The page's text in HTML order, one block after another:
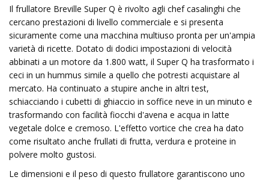
Il frullatore Breville Super Q è rivolto agli chef casalinghi che
cercano prestazioni di livello commerciale e si presenta
sicuramente come una macchina multiuso pronta per un'ampia
varietà di ricette. Dotato di dodici impostazioni di velocità
abbinati a un motore da 1.800 watt, il Super Q ha trasformato i
ceci in un hummus simile a quello che potresti acquistare al
mercato. Ha continuato a stupire anche in altri test,
schiacciando i cubetti di ghiaccio in soffice neve in un minuto e
trasformando con facilità fiocchi d'avena e acqua in latte
vegetale dolce e cremoso. L'effetto vortice che crea ha dato
come risultato anche frullati di frutta, verdura e proteine ​​in
polvere molto gustosi.
Le dimensioni e il peso di questo frullatore garantiscono uno